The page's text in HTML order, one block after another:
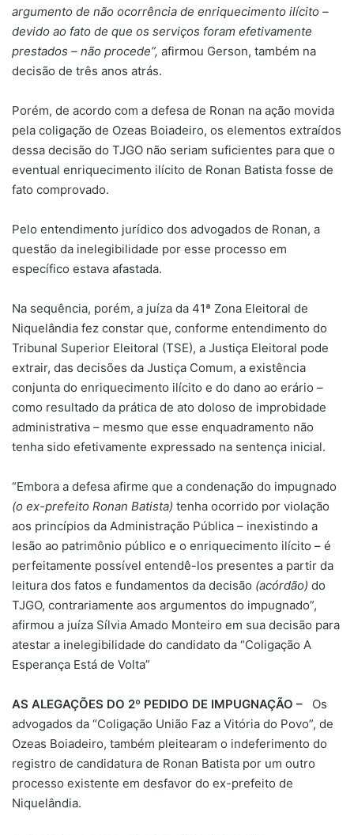
argumento de não ocorrência de enriquecimento ilícito –
devido ao fato de que os serviços foram efetivamente
prestados – não procede”, afirmou Gerson, também na
decisão de três anos atrás.
Porém, de acordo com a defesa de Ronan na ação movida
pela coligação de Ozeas Boiadeiro, os elementos extraídos
dessa decisão do TJGO não seriam suficientes para que o
eventual enriquecimento ilícito de Ronan Batista fosse de
fato comprovado.
Pelo entendimento jurídico dos advogados de Ronan, a
questão da inelegibilidade por esse processo em
específico estava afastada.
Na sequência, porém, a juíza da 41ª Zona Eleitoral de
Niquelândia fez constar que, conforme entendimento do
Tribunal Superior Eleitoral (TSE), a Justiça Eleitoral pode
extrair, das decisões da Justiça Comum, a existência
conjunta do enriquecimento ilícito e do dano ao erário –
como resultado da prática de ato doloso de improbidade
administrativa – mesmo que esse enquadramento não
tenha sido efetivamente expressado na sentença inicial.
“Embora a defesa afirme que a condenação do impugnado
(o ex-prefeito Ronan Batista) tenha ocorrido por violação
aos princípios da Administração Pública – inexistindo a
lesão ao patrimônio público e o enriquecimento ilícito – é
perfeitamente possível entendê-los presentes a partir da
leitura dos fatos e fundamentos da decisão (acórdão) do
TJGO, contrariamente aos argumentos do impugnado”,
afirmou a juíza Sílvia Amado Monteiro em sua decisão para
atestar a inelegibilidade do candidato da “Coligação A
Esperança Está de Volta”
AS ALEGAÇÕES DO 2º PEDIDO DE IMPUGNAÇÃO –
Os
advogados da “Coligação União Faz a Vitória do Povo”, de
Ozeas Boiadeiro, também pleitearam o indeferimento do
registro de candidatura de Ronan Batista por um outro
processo existente em desfavor do ex-prefeito de
Niquelândia.